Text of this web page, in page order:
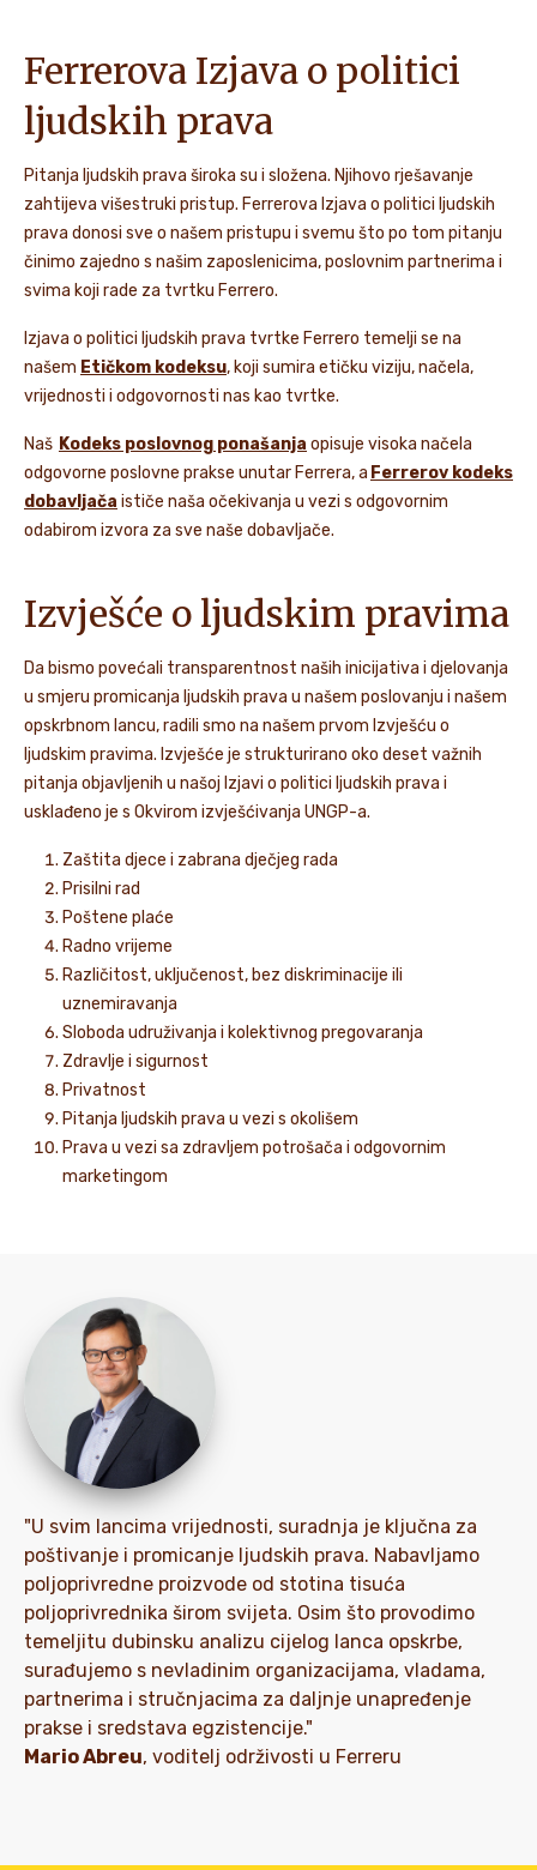
Ferrerova Izjava o politici
ljudskih prava
Pitanja ljudskih prava široka su i složena. Njihovo rješavanje
zahtijeva višestruki pristup. Ferrerova Izjava o politici ljudskih
prava donosi sve o našem pristupu i svemu što po tom pitanju
činimo zajedno s našim zaposlenicima, poslovnim partnerima i
svima koji rade za tvrtku Ferrero.
Izjava o politici ljudskih prava tvrtke Ferrero temelji se na
našem Etičkom kodeksu, koji sumira etičku viziju, načela,
vrijednosti i odgovornosti nas kao tvrtke.
Naš Kodeks poslovnog ponašanja opisuje visoka načela
odgovorne poslovne prakse unutar Ferrera, a Ferrerov kodeks
dobavljača ističe naša očekivanja u vezi s odgovornim
odabirom izvora za sve naše dobavljače.
Izvješće o ljudskim pravima
Da bismo povećali transparentnost naših inicijativa i djelovanja
u smjeru promicanja ljudskih prava u našem poslovanju i našem
opskrbnom lancu, radili smo na našem prvom Izvješću o
ljudskim pravima. Izvješće je strukturirano oko deset važnih
pitanja objavljenih u našoj Izjavi o politici ljudskih prava i
usklađeno je s Okvirom izvješćivanja UNGP-a.
Zaštita djece i zabrana dječjeg rada
Prisilni rad
Poštene plaće
Radno vrijeme
Različitost, uključenost, bez diskriminacije ili
uznemiravanja
Sloboda udruživanja i kolektivnog pregovaranja
Zdravlje i sigurnost
Privatnost
Pitanja ljudskih prava u vezi s okolišem
Prava u vezi sa zdravljem potrošača i odgovornim
marketingom
"U svim lancima vrijednosti, suradnja je ključna za
poštivanje i promicanje ljudskih prava. Nabavljamo
poljoprivredne proizvode od stotina tisuća
poljoprivrednika širom svijeta. Osim što provodimo
temeljitu dubinsku analizu cijelog lanca opskrbe,
surađujemo s nevladinim organizacijama, vladama,
partnerima i stručnjacima za daljnje unapređenje
prakse i sredstava egzistencije."
Mario Abreu, voditelj održivosti u Ferreru